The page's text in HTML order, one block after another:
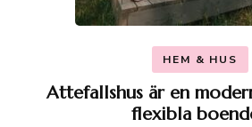
HEM & HUS
Attefallshus är en
flexibla